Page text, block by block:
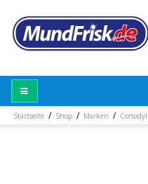
Startseite / Shop / Marken / Corsodyl